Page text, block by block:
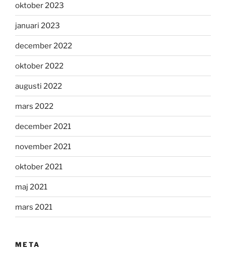
oktober 2023
januari 2023
december 2022
oktober 2022
augusti 2022
mars 2022
december 2021
november 2021
oktober 2021
maj 2021
mars 2021
META